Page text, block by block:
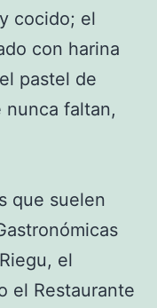
cocido; el
con harina
pastel de
nunca faltan,
que suelen
el
el Restaurante